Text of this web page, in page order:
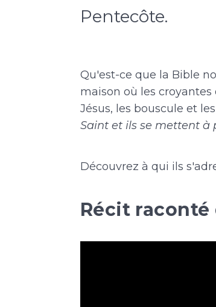
Pentecôte.
Qu'est-ce que la Bible
maison où les
Jésus, les bouscule et
Saint et ils se mettent à
Découvrez à qui ils
Récit